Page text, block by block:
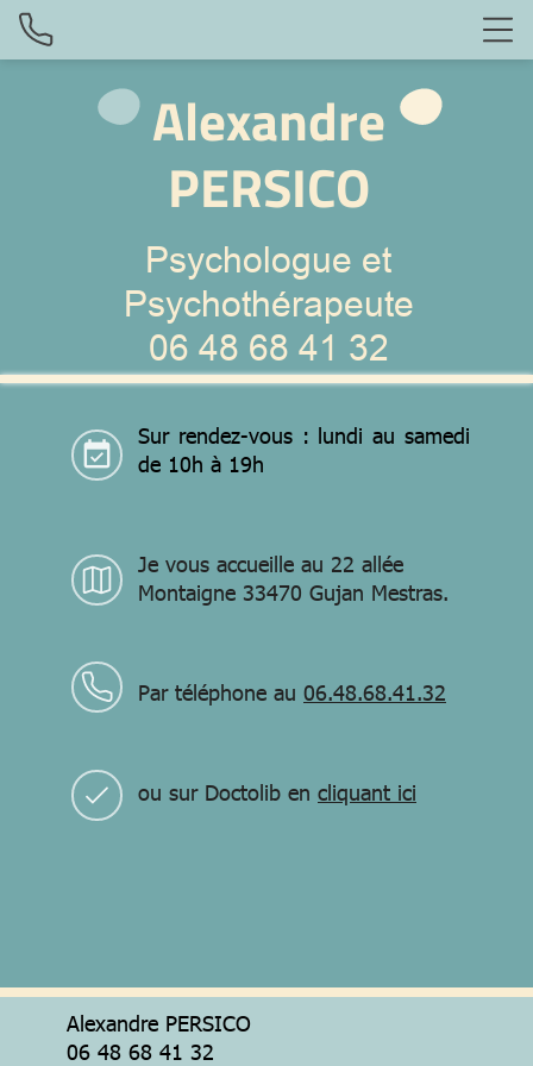
Alexandre
PERSICO
Psychologue et
Psychothérapeute
06 48 68 41 32
Alexandre PERSICO
06 48 68 41 32
event_available
Sur rendez-vous : lundi au samedi
de 10h à 19h
Je vous accueille au 22 allée
Montaigne 33470 Gujan Mestras.
Par téléphone au 06.48.68.41.32
ou sur Doctolib en cliquant ici